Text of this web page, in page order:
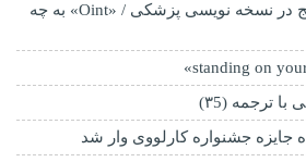
برخی اختصارات رایج در نسخه نویسی پزشکی / «Oint» به چه
ترجمه (۳5)
جایزه جشنواره کارلووی وار شد